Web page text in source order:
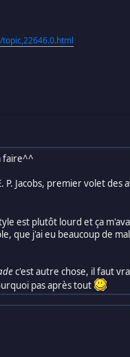
faire^^
P. Jacobs, premier volet
est plutôt lourd et ça
que j'ai eu beaucoup de
c'est autre chose, il faut
pas après tout